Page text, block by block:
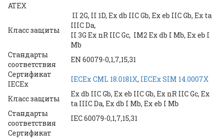
ATEX
Класс защиты
II 2G, II 1D, Ex db IIC Gb, Ex eb IIC Gb, Ex ta
IIIC Da,
II 3G Ex nR IIC Gc, IM2 Ex db I Mb, Ex eb I
Mb
Стандарты
соответствия
EN 60079-0,1,7,15,31
Сертификат
IECEx
IECEx CML 18.0181X, IECEx SIM 14.0007X
Класс защиты
Ex db IIC Gb, Ex eb IIC Gb, Ex nR IIC Gc, Ex
ta IIIC Da, Ex db I Mb, Ex eb I Mb
Стандарты
соответствия
IEC 60079-0,1,7,15,31
Сертификат